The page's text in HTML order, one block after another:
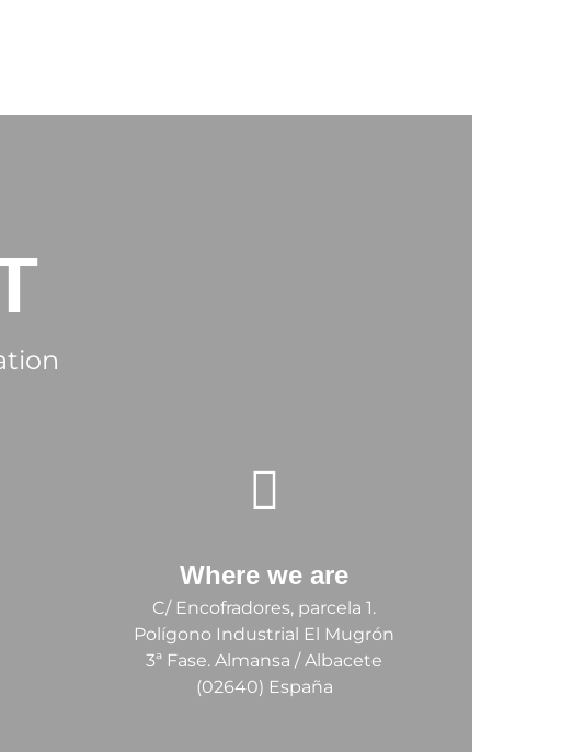
Where we are
C/ Encofradores, parcela 1.
Polígono Industrial El Mugrón
3ª Fase. Almansa / Albacete
(02640) España